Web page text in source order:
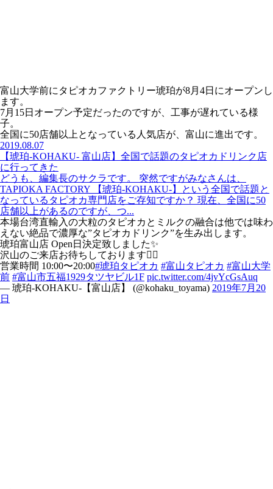
富山大学前にタピオカファクトリー琥珀が8月4日にオープンし
ます。
7月15日オープン予定だったのですが、工事が遅れている様
子。
全国に50店舗以上となっている人気店が、富山に進出です。
2019.08.07
【琥珀-KOHAKU- 富山店】全国で話題のタピオカドリンク店
に行ってきた
どうも、編集長のサクラです。 突然ですがみなさんは、
TAPIOKA FACTORY 【琥珀-KOHAKU-】という全国で話題と
なっているタピオカ専門店をご存知ですか？ 現在、全国に50
店舗以上があるのですが、つ...
本場台湾直輸入の大粒のタピオカとミルクの融合は他では味わ
えない絶品で濃厚な”タピオカドリンク”を生み出します。
琥珀富山店 Open日決定致しました✨
沢山のご来店お待ちしております🙇‍♂️
営業時間 10:00〜20:00#琥珀タピオカ #富山タピオカ #富山大学
前 #富山市五福1929タツヤビル1F pic.twitter.com/4jvYcGsAuq
— 琥珀-KOHAKU-【富山店】 (@kohaku_toyama) 2019年7月20
日